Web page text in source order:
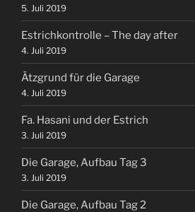
5. Juli 2019
Estrichkontrolle – The day after
4. Juli 2019
Ätzgrund für die Garage
4. Juli 2019
Fa. Hasani und der Estrich
3. Juli 2019
Die Garage, Aufbau Tag 3
3. Juli 2019
Die Garage, Aufbau Tag 2